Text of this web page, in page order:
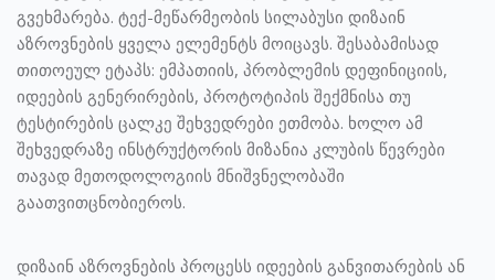
გვეხმარება. ტექ-მეწარმეობის სილაბუსი დიზაინ
აზროვნების ყველა ელემენტს მოიცავს. შესაბამისად
თითოეულ ეტაპს: ემპათიის, პრობლემის დეფინიციის,
იდეების გენერირების, პროტოტიპის შექმნისა თუ
ტესტირების ცალკე შეხვედრები ეთმობა. ხოლო ამ
შეხვედრაზე ინსტრუქტორის მიზანია კლუბის წევრები
თავად მეთოდოლოგიის მნიშვნელობაში
გაათვითცნობიეროს.
დიზაინ აზროვნების პროცესს იდეების განვითარების ან